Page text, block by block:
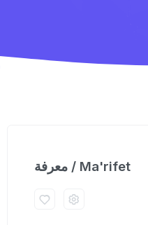
معرفة / Ma'rifet